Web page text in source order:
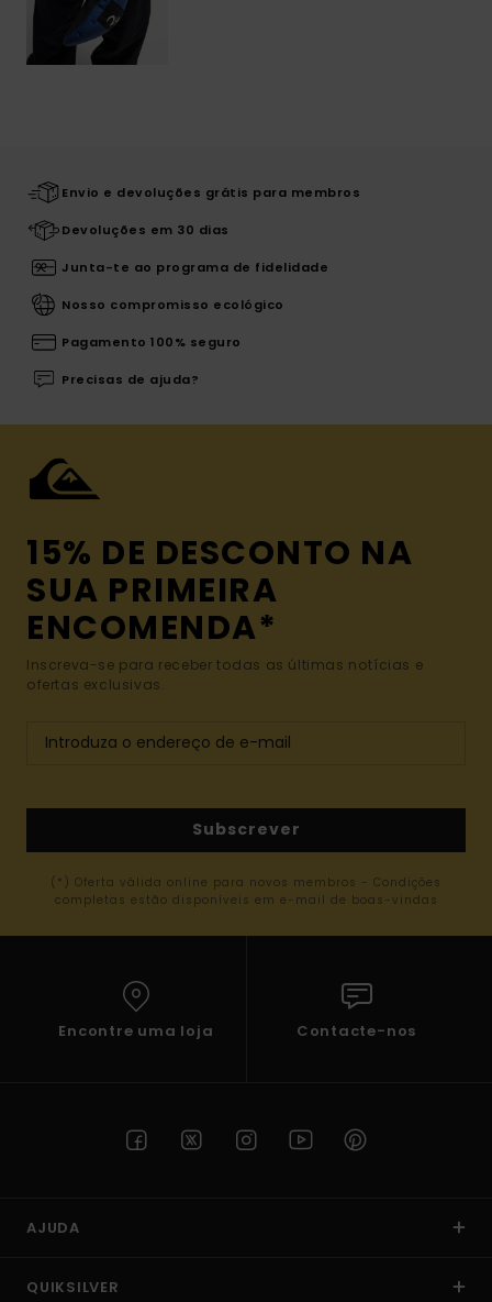
Envio e devoluções grátis para membros
Devoluções em 30 dias
Junta-te ao programa de fidelidade
Nosso compromisso ecológico
Pagamento 100% seguro
Precisas de ajuda?
15% DE DESCONTO NA
SUA PRIMEIRA
ENCOMENDA*
Inscreva-se para receber todas as últimas notícias e
ofertas exclusivas.
Subscrever
(*) Oferta válida online para novos membros - Condições
completas estão disponíveis em e-mail de boas-vindas
Encontre uma loja Contacte-nos
AJUDA
QUIKSILVER